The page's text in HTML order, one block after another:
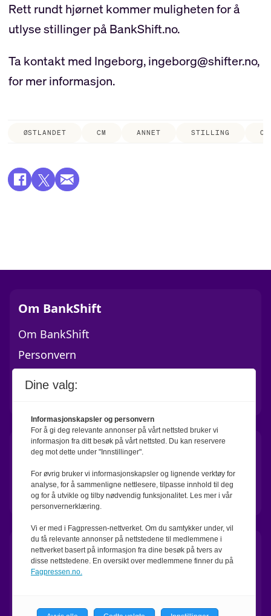
Rett rundt hjørnet kommer muligheten for å
utlyse stillinger på BankShift.no.
Ta kontakt med Ingeborg, ingeborg@shifter.no,
for mer informasjon.
ØSTLANDET CM ANNET STILLING
Om BankShift
Om BankShift
Personvern
Kontakt
SUPPORT
jannicke.halvorsen@shiftermedia.no
Redaksjon
TIPS REDAKSJONEN
Dine valg:
Informasjonskapsler og personvern
For å gi deg relevante annonser på vårt nettsted bruker vi
informasjon fra ditt besøk på vårt nettsted. Du kan reservere
deg mot dette under "Innstillinger".
For øvrig bruker vi informasjonskapsler og lignende verktøy for
analyse, for å sammenligne nettlesere, tilpasse innhold til deg
og for å utvikle og tilby nødvendig funksjonalitet. Les mer i vår
personvernerklæring.
Vi er med i Fagpressen-nettverket. Om du samtykker under, vil
du få relevante annonser på nettstedene til medlemmene i
nettverket basert på informasjon fra dine besøk på tvers av
disse nettstedene. En oversikt over medlemmene finner du på
Fagpressen.no.